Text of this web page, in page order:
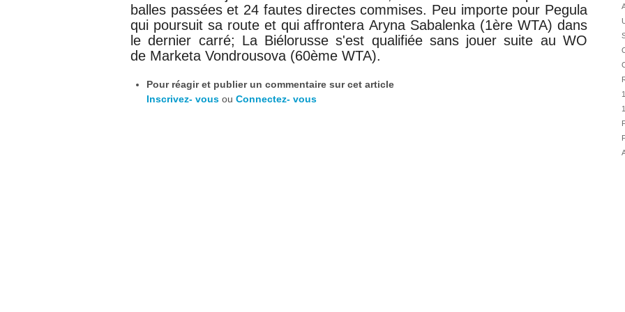
balles passées et 24 fautes directes commises. Peu importe pour Pegula
qui poursuit sa route et qui affronteraAryna Sabalenka (1ère WTA) dans
le dernier carré; La Biélorusse s'est qualifiée sans jouer suite au WO
de Marketa Vondrousova (60ème WTA).
Pour réagir et publier un commentaire sur cet article
Inscrivez- vous ou Connectez- vous